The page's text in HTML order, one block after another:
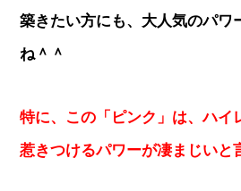
築きたい方にも、大人気のパワ
ね＾＾
特に、この「ピンク」は、ハイ
惹きつけるパワーが凄まじいと